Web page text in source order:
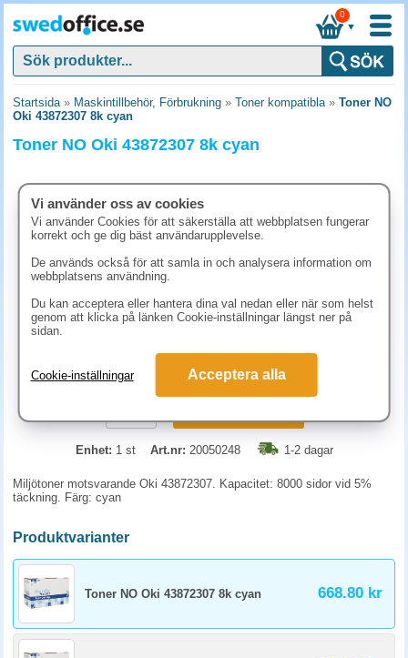
▼
0
Startsida» Maskintillbehör, Förbrukning » Toner kompatibla» Toner NO
Oki 43872307 8k cyan
Toner NO Oki 43872307 8k cyan
668.80 kr (inkl. moms)
Enhet: 1 st Art.nr: 20050248 1-2 dagar
Miljötoner motsvarande Oki 43872307. Kapacitet: 8000 sidor vid 5%
täckning. Färg: cyan
Produktvarianter
Toner NO Oki 43872307 8k cyan 668.80 kr
Vi använder oss av cookies
Vi använder Cookies för att säkerställa att webbplatsen fungerar
korrekt och ge dig bäst användarupplevelse.
De används också för att samla in och analysera information om
webbplatsens användning.
Du kan acceptera eller hantera dina val nedan eller när som helst
genom att klicka på länken Cookie-inställningar längst ner på
sidan.
Cookie-inställningar Acceptera alla